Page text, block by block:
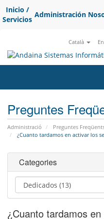
Inicio /
Servicios
Administración
Català
Preguntes
Administració Preguntes
¿Cuanto tardamos en activar los
Categories
¿Cuanto tardamos